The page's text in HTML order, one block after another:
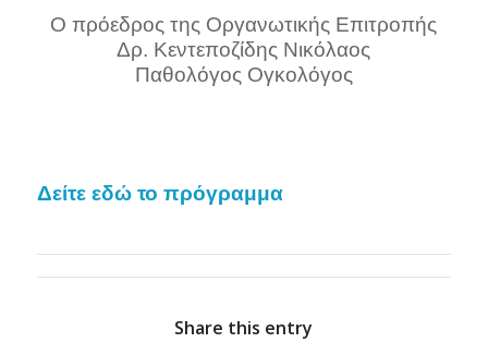
Ο πρόεδρος της Oργανωτικής Eπιτροπής
Δρ. Κεντεποζίδης Νικόλαος
Παθολόγος Ογκολόγος
Δείτε εδώ το πρόγραμμα
Share this entry